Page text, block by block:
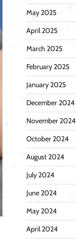
May 2025
April 2025
March 2025
February 2025
January 2025
December 2024
November 2024
October 2024
August 2024
July 2024
June 2024
May 2024
April 2024